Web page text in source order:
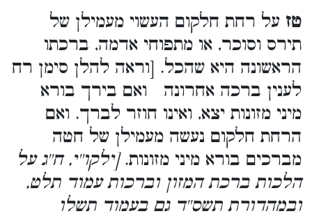
טז על רחת חלקום העשוי מעמילן של
תירס וסוכר, או מתפוחי אדמה, ברכתו
הראשונה היא שהכל. [וראה להלן סימן רח
לענין ברכה אחרונה ואם בירך בורא
מיני מזונות יצא, ואינו חוזר לברך. ואם
הרחת חלקום נעשה מעמילן של חטה
מברכים בורא מיני מזונות.[ילקו''י, ח''ג על
הלכות ברכת המזון וברכות עמוד תלט,
ובמהדורת תשס''ד גם בעמוד תשלו